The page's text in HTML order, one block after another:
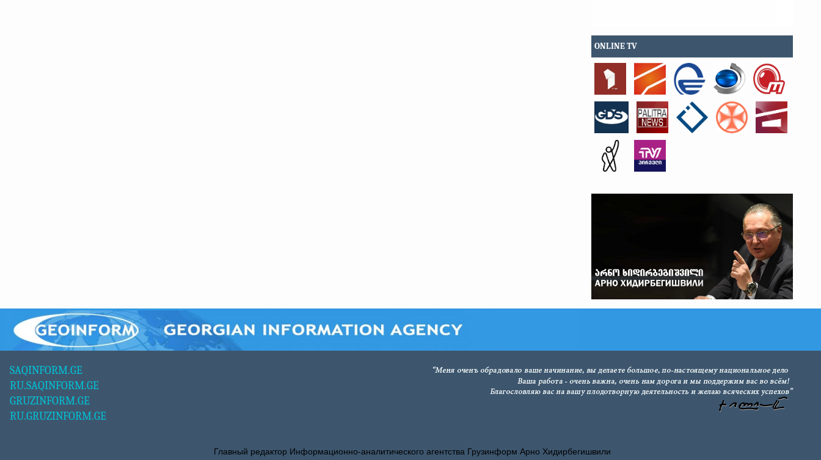
ONLINE TV
SAQINFORM.GE
RU.SAQINFORM.GE
GRUZINFORM.GE
RU.GRUZINFORM.GE
Главный редактор Информационно-аналитического агентства Грузинформ Арно Хидирбегишвили